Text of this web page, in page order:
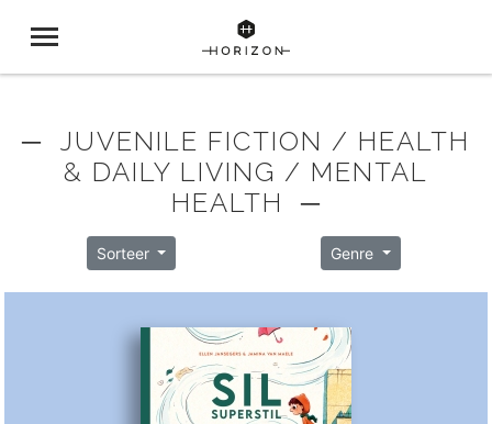
─ JUVENILE FICTION / HEALTH
& DAILY LIVING / MENTAL
HEALTH ─
Sorteer Genre